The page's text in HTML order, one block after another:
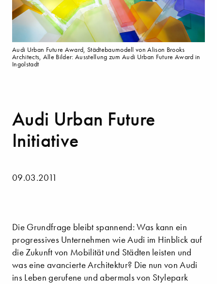
Audi Urban Future
Initiative
09.03.2011
Die Grundfrage bleibt spannend: Was kann ein
progressives Unternehmen wie Audi im Hinblick auf
die Zukunft von Mobilität und Städten leisten und
was eine avancierte Architektur? Die nun von Audi
ins Leben gerufene und abermals von Stylepark
Audi Urban Future Award, Städtebaumodell von Alison Brooks
Architects, Alle Bilder: Ausstellung zum Audi Urban Future Award in
Ingolstadt